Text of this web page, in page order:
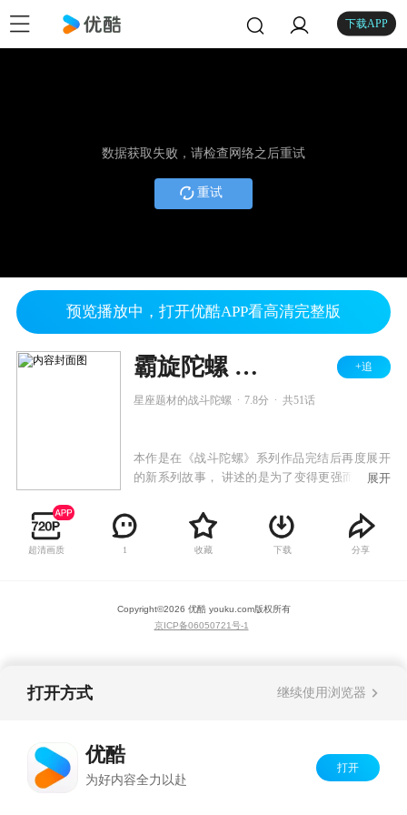
下载APP
数据获取失败，请检查网络之后重试
重试
预览播放中，打开优酷APP看高清完整版
霸旋陀螺 钢铁战魂 +追
星座题材的战斗陀螺 7.8分 共51话
本作是在《战斗陀螺》系列作品完结后再度展开
的新系列故事， 讲述的是为了变得更强而正在旅
爱战斗陀螺的小学生汤宫健太。此后两人以战斗
陀螺为缘由不断认识着更多的伙伴和对手，并逐
渐成长起来的故事。
展开
超清画质 1 收藏 下载 分享
Copyright©2026 优酷 youku.com版权所有
京ICP备06050721号-1
打开方式 继续使用浏览器
优酷
为好内容全力以赴
打开